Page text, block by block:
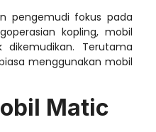
pengemudi fokus pada
kopling, mobil
Terutama
menggunakan mobil
Matic